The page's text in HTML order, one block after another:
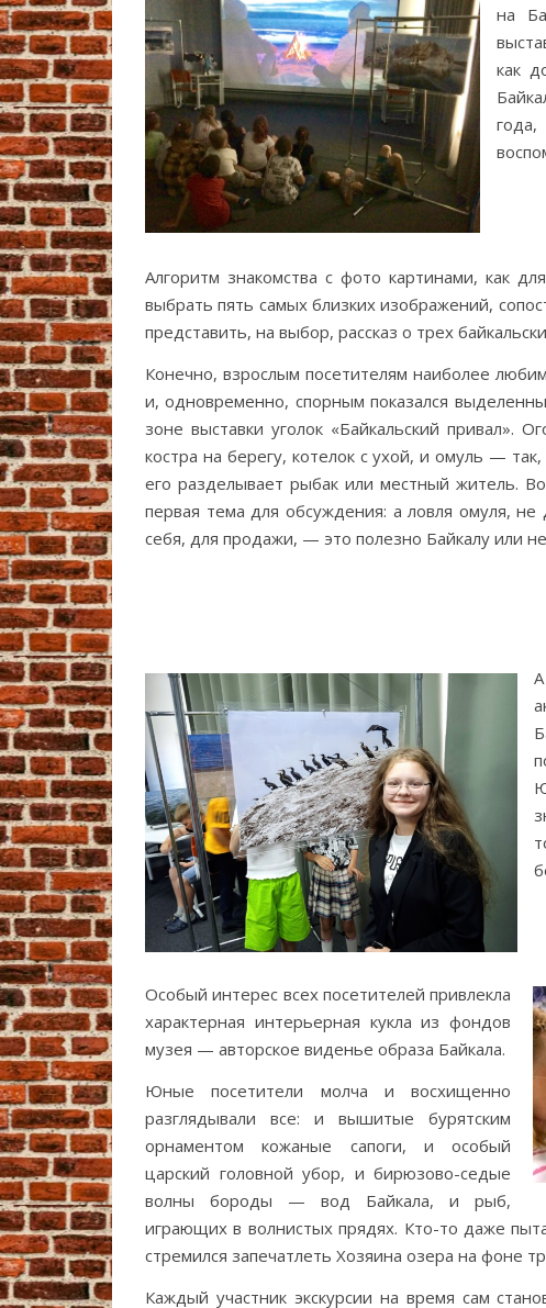
на
как
Алгоритм знакомства с фото картинами, как
выбрать пять самых близких изображений,
представить, на выбор, рассказ о трех
Конечно, взрослым посетителям наиболее
и, одновременно, спорным показался
зоне выставки уголок «Байкальский привал».
костра на берегу, котелок с ухой, и омуль — так,
его разделывает рыбак или местный житель.
первая тема для обсуждения: а ловля омуля, не
себя, для продажи, — это полезно Байкалу или
Особый интерес всех посетителей привлекла
характерная интерьерная кукла из фондов
музея — авторское виденье образа Байкала.
Юные посетители молча и восхищенно
разглядывали все: и вышитые бурятским
орнаментом кожаные сапоги, и особый
царский головной убор, и бирюзово-седые
волны бороды — вод Байкала, и рыб,
играющих в волнистых прядях. Кто-то даже
стремился запечатлеть Хозяина озера на фоне
Каждый участник экскурсии на время сам